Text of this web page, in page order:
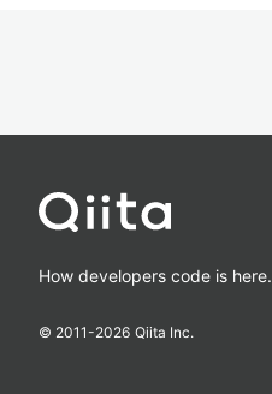
How developers code is here.
© 2011-2026 Qiita Inc.